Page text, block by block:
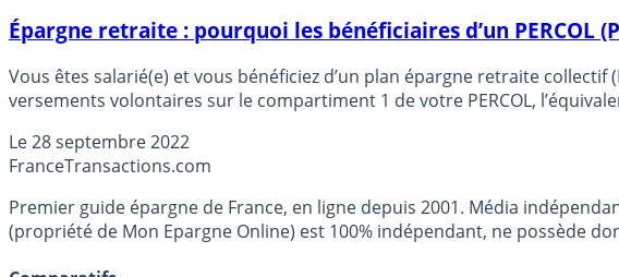
Épargne retraite : pourquoi les bénéficiaires d’un PERCOL
Vous êtes salarié(e) et vous bénéficiez d’un plan épargne retraite collectif
versements volontaires sur le compartiment 1 de votre PERCOL,
Le28 septembre 2022
FranceTransactions.com
Premier guide épargne de France, en ligne depuis 2001. Média
(propriété de Mon Epargne Online) est 100% indépendant, ne possède